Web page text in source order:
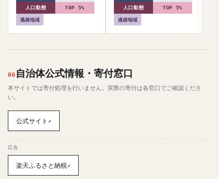
人口動態 TOP 5%
過疎地域
人口動態 TOP 5%
過疎地域
06 自治体公式情報・寄付窓口
本サイトでは寄付処理を行いません。実際の寄付は各窓口でご確認くださ
い。
公式サイト ↗
広告
楽天ふるさと納税↗